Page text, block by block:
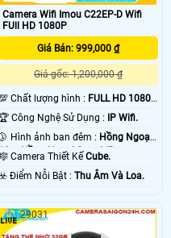
Camera Wifi Imou C22EP-D Wifi
FUll HD 1080P
Giá Bán: 999,000 ₫
Giá gốc: 1,200,000 ₫
💯 Chất lượng hình : FULL HD 1080P
🏆 Công Nghệ Sử Dụng : IP Wifi.
🌛 Hình ảnh ban đêm : Hồng Ngoại
10m Hồng Ngoại Smart IR.
🎼️ Camera Thiết KếCube.
️☣️ Điểm Nỗi Bật :Thu Âm Và Loa.
29031